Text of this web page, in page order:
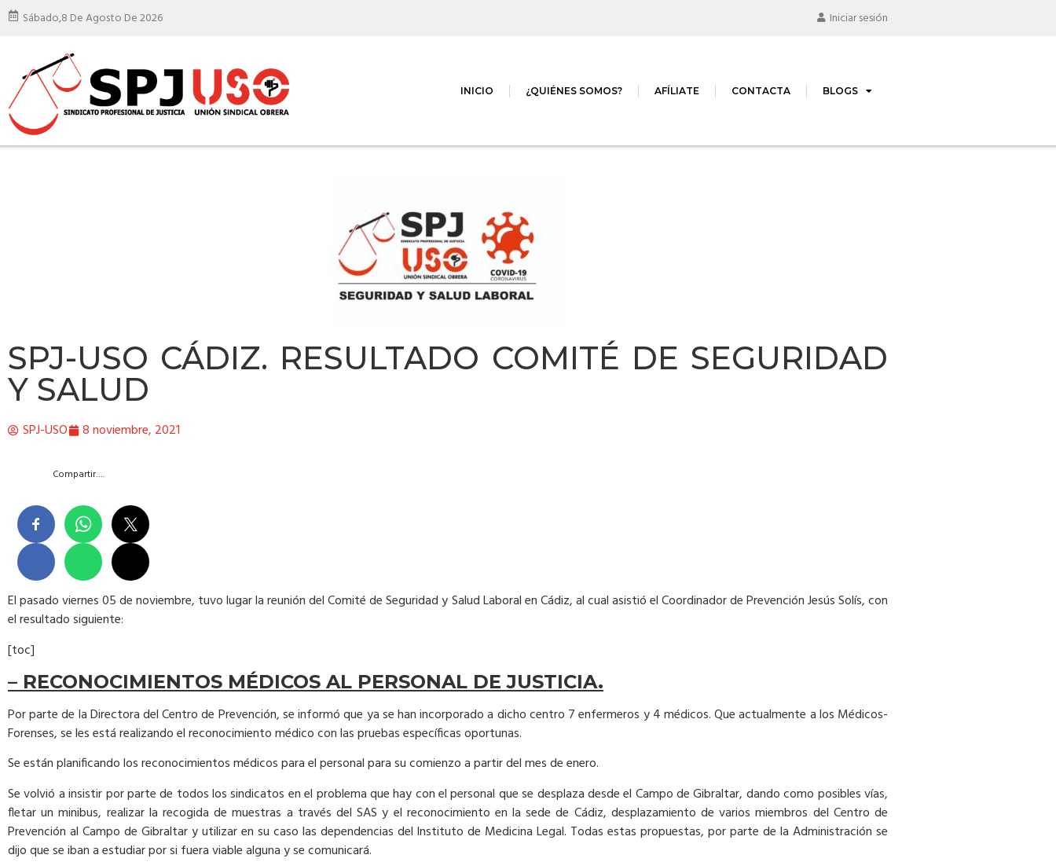
Sábado,8 De Agosto De 2026 Iniciar sesión
INICIO ¿QUIÉNES SOMOS? AFÍLIATE CONTACTA BLOGS
SPJ-USO CÁDIZ. RESULTADO COMITÉ DE SEGURIDAD
Y SALUD
SPJ-USO 8 noviembre, 2021
Compartir….
El pasado viernes 05 de noviembre, tuvo lugar la reunión del Comité de Seguridad y Salud Laboral en Cádiz, al cual asistió el Coordinador de Prevención Jesús Solís, con
el resultado siguiente:
[toc]
– RECONOCIMIENTOS MÉDICOS AL PERSONAL DE JUSTICIA.
Por parte de la Directora del Centro de Prevención, se informó que ya se han incorporado a dicho centro 7 enfermeros y 4 médicos. Que actualmente a los Médicos-
Forenses, se les está realizando el reconocimiento médico con las pruebas específicas oportunas.
Se están planificando los reconocimientos médicos para el personal para su comienzo a partir del mes de enero.
Se volvió a insistir por parte de todos los sindicatos en el problema que hay con el personal que se desplaza desde el Campo de Gibraltar, dando como posibles vías,
fletar un minibus, realizar la recogida de muestras a través del SAS y el reconocimiento en la sede de Cádiz, desplazamiento de varios miembros del Centro de
Prevención al Campo de Gibraltar y utilizar en su caso las dependencias del Instituto de Medicina Legal. Todas estas propuestas, por parte de la Administración se
dijo que se iban a estudiar por si fuera viable alguna y se comunicará.